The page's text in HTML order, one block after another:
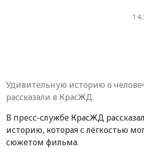
Удивительную историю о
рассказали в КрасЖД.
В пресс-службе КрасЖД
историю, которая с лёгкостью
сюжетом фильма.